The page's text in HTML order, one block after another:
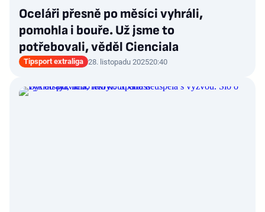
Oceláři přesně po měsíci vyhráli,
pomohla i bouře. Už jsme to
potřebovali, věděl Cienciala
Tipsport extraliga 28. listopadu 202520:40